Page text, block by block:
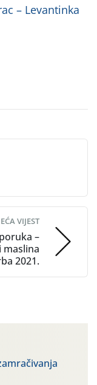
– Levantinka
VIJEST
–
maslina
2021.